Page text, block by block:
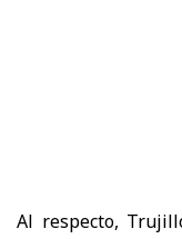
Al respecto,